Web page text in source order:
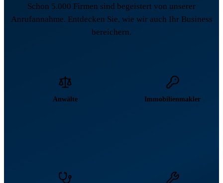
Schon 5.000 Firmen sind begeistert von unserer
Anrufannahme. Entdecken Sie, wie wir auch Ihr Business
bereichern.
Anwälte Immobilienmakler